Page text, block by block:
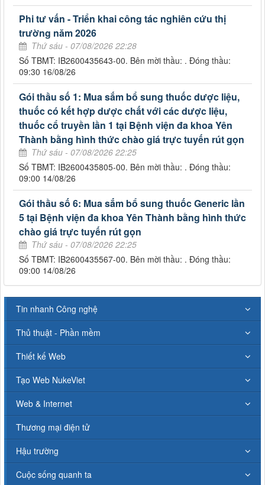
Phi tư vấn - Triển khai công tác nghiên cứu thị
trường năm 2026
Thứ sáu - 07/08/2026 22:28
Số TBMT: IB2600435643-00. Bên mời thầu: . Đóng thầu:
09:30 16/08/26
Gói thầu số 1: Mua sắm bổ sung thuốc dược liệu,
thuốc có kết hợp dược chất với các dược liệu,
thuốc cổ truyền lần 1 tại Bệnh viện đa khoa Yên
Thành bằng hình thức chào giá trực tuyến rút gọn
Thứ sáu - 07/08/2026 22:25
Số TBMT: IB2600435805-00. Bên mời thầu: . Đóng thầu:
09:00 14/08/26
Gói thầu số 6: Mua sắm bổ sung thuốc Generic lần
5 tại Bệnh viện đa khoa Yên Thành bằng hình thức
chào giá trực tuyến rút gọn
Thứ sáu - 07/08/2026 22:25
Số TBMT: IB2600435567-00. Bên mời thầu: . Đóng thầu:
09:00 14/08/26
Tin nhanh Công nghệ
Thủ thuật - Phần mềm
Thiết kế Web
Tạo Web NukeViet
Web & Internet
Thương mại điện tử
Hậu trường
Cuộc sống quanh ta